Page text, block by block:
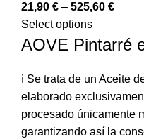
21,90 € – 525,60 €
Select options
AOVE Pintarré
ℹ️ Se trata de un Aceite
elaborado
procesado únicamente
garantizando así la